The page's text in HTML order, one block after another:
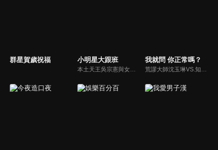
群星賀歲祝福 小明星大跟班
本土天王吳宗憲與女兒吳姍儒（Sandy）搭檔主持，每集邀請來賓暢談演藝圈大小事，父女檔聯手笑果十足，老梗搭上新世代，最新組合強勢登場！
我就問 你正常嗎？